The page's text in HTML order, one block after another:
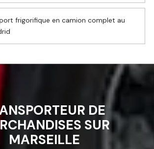
frigorifique en camion complet au
DE
SUR
MARSEILLE